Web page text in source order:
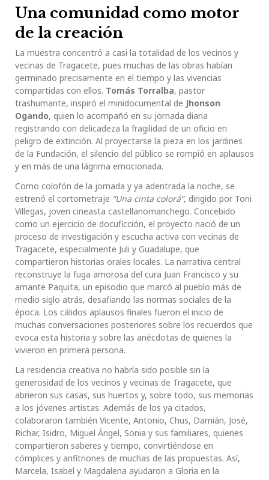
Una comunidad como motor
de la creación
La muestra concentró a casi la totalidad de los vecinos y
vecinas de Tragacete, pues muchas de las obras habían
germinado precisamente en el tiempo y las vivencias
compartidas con ellos. Tomás Torralba, pastor
trashumante, inspiró el minidocumental de Jhonson
Ogando, quien lo acompañó en su jornada diaria
registrando con delicadeza la fragilidad de un oficio en
peligro de extinción. Al proyectarse la pieza en los jardines
de la Fundación, el silencio del público se rompió en aplausos
y en más de una lágrima emocionada.
Como colofón de la jornada y ya adentrada la noche, se
estrenó el cortometraje “Una cinta colorá”, dirigido por Toni
Villegas, joven cineasta castellanomanchego. Concebido
como un ejercicio de docuficción, el proyecto nació de un
proceso de investigación y escucha activa con vecinas de
Tragacete, especialmente Juli y Guadalupe, que
compartieron historias orales locales. La narrativa central
reconstruye la fuga amorosa del cura Juan Francisco y su
amante Paquita, un episodio que marcó al pueblo más de
medio siglo atrás, desafiando las normas sociales de la
época. Los cálidos aplausos finales fueron el inicio de
muchas conversaciones posteriores sobre los recuerdos que
evoca esta historia y sobre las anécdotas de quienes la
vivieron en primera persona.
La residencia creativa no habría sido posible sin la
generosidad de los vecinos y vecinas de Tragacete, que
abrieron sus casas, sus huertos y, sobre todo, sus memorias
a los jóvenes artistas. Además de los ya citados,
colaboraron también Vicente, Antonio, Chus, Damián, José,
Richar, Isidro, Miguel Ángel, Sonia y sus familiares, quienes
compartieron saberes y tiempo, convirtiéndose en
cómplices y anfitriones de muchas de las propuestas. Así,
Marcela, Isabel y Magdalena ayudaron a Gloria en la